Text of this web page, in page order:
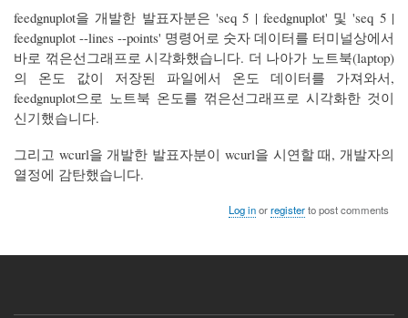
feedgnuplot을 개발한 발표자분은 'seq 5 | feedgnuplot' 및 'seq 5 |
feedgnuplot --lines --points' 명령어로 숫자 데이터를 터미널상에서
바로 꺾은선그래프로 시각화했습니다. 더 나아가 노트북(laptop)
의 온도 값이 저장된 파일에서 온도 데이터를 가져와서,
feedgnuplot으로 노트북 온도를 꺾은선그래프로 시각화한 것이
신기했습니다.
그리고 wcurl을 개발한 발표자분이 wcurl을 시연할 때, 개발자의
열정에 감탄했습니다.
Log inorregisterto post comments